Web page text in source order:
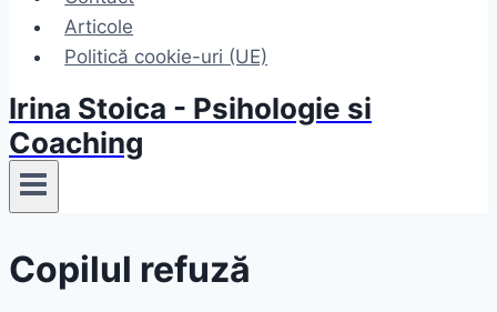
Articole
Politică cookie-uri (UE)
Irina Stoica - Psihologie si
Coaching
Copilul refuză